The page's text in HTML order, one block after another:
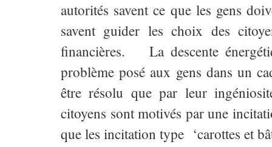
autorités savent ce que les gens
savent guider les choix des
financières. La descente
problème posé aux gens dans un
être résolu que par leur
citoyens sont motivés par une
que les incitation type ‘carottes et